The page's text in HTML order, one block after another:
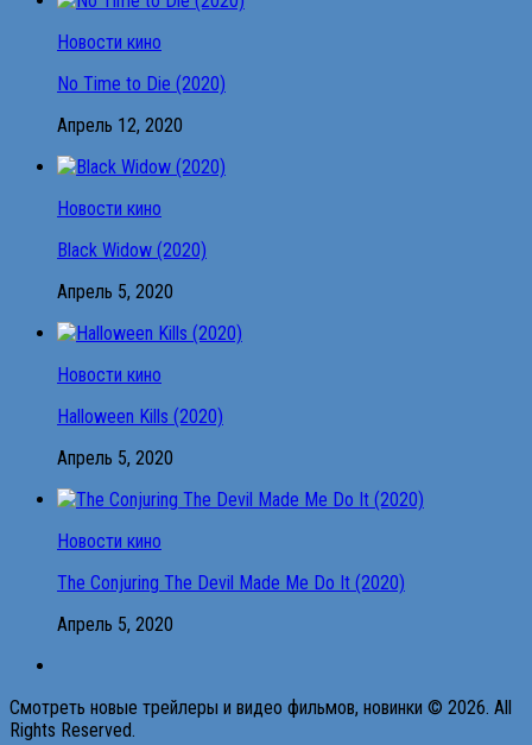
Новости кино
No Time to Die (2020)
Апрель 12, 2020
Новости кино
Black Widow (2020)
Апрель 5, 2020
Новости кино
Halloween Kills (2020)
Апрель 5, 2020
Новости кино
The Conjuring The Devil Made Me Do It (2020)
Апрель 5, 2020
Смотреть новые трейлеры и видео фильмов, новинки © 2026. All
Rights Reserved.